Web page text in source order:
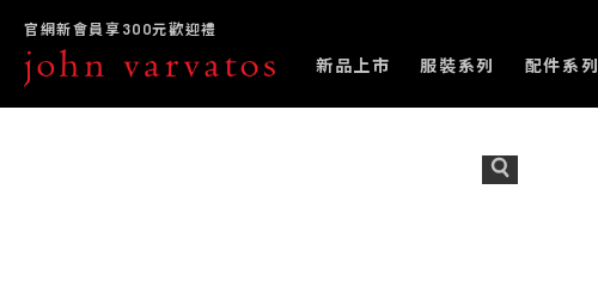
官網新會員享300元歡迎禮
新品上市 服裝系列 配件系列